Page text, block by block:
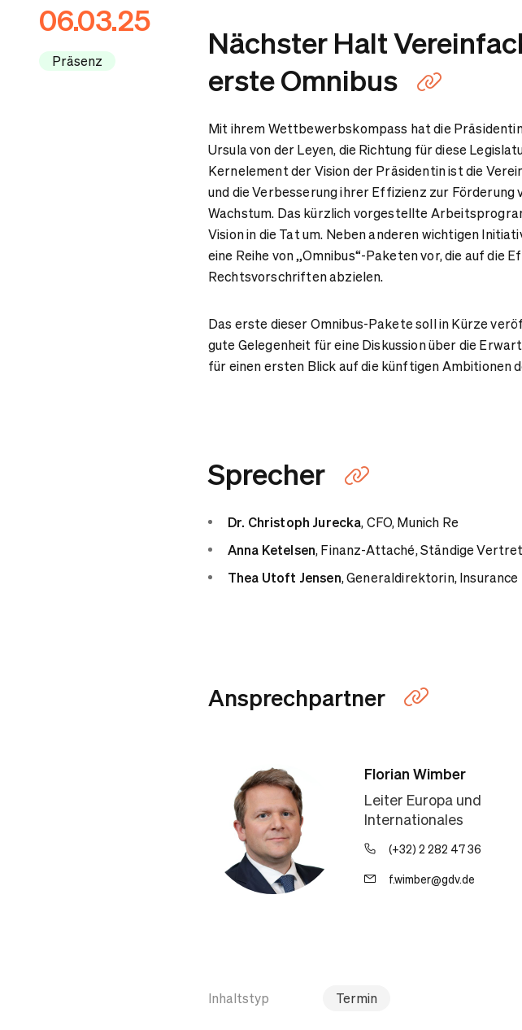
06.03.25
Präsenz
Nächster Halt
erste Omnibus
Mit ihrem Wettbewerbskompass hat die
Ursula von der Leyen, die Richtung für diese
Kernelement der Vision der Präsidentin ist die
und die Verbesserung ihrer Effizienz zur
Wachstum. Das kürzlich vorgestellte
Vision in die Tat um. Neben anderen wichtigen
eine Reihe von „Omnibus“-Paketen vor, die auf die
Rechtsvorschriften abzielen.
Das erste dieser Omnibus-Pakete soll in Kürze
gute Gelegenheit für eine Diskussion über die
für einen ersten Blick auf die künftigen Ambitionen
Sprecher
Dr. Christoph Jurecka, CFO, Munich Re
Anna Ketelsen, Finanz-Attaché, Ständige
Thea Utoft Jensen,Generaldirektorin, Insurance
Ansprechpartner
Florian Wimber
Leiter Europa und
Internationales
(+32) 2 282 47 36
f.wimber@gdv.de
Inhaltstyp Termin